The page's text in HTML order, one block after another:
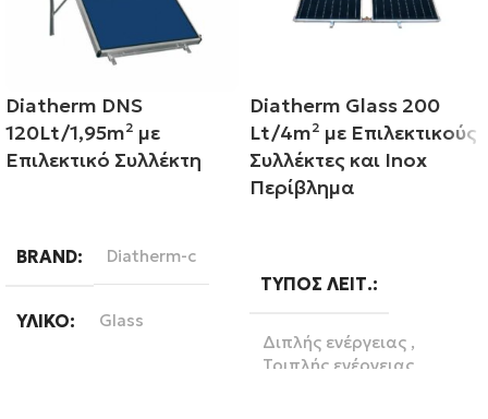
Diatherm DNS
120Lt/1,95m² με
Επιλεκτικό Συλλέκτη
BRAND Diatherm-c
ΥΛΙΚΌ Glass
Diatherm Glass 200
Lt/4m² με Επιλεκτικούς
Συλλέκτες και Inox
Περίβλημα
ΤΎΠΟΣ ΛΕΙΤ.
Διπλής ενέργειας ,
Τριπλής ενέργειας